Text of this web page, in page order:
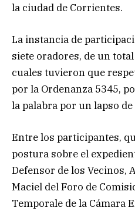
la ciudad de Corrientes.
La instancia de
siete oradores, de un
cuales tuvieron que
por la Ordenanza 5345,
la palabra por un lapso
Entre los participantes,
postura sobre el
Defensor de los Vecinos,
Maciel del Foro de
Temporale de la Cámara